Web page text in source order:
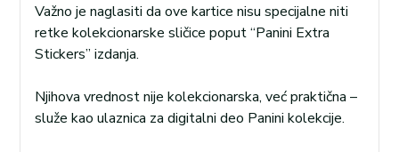
Važno je naglasiti da ove kartice nisu specijalne niti
retke kolekcionarske sličice poput “Panini Extra
Stickers” izdanja.
Njihova vrednost nije kolekcionarska, već praktična –
služe kao ulaznica za digitalni deo Panini kolekcije.